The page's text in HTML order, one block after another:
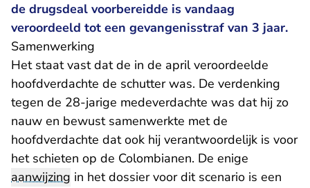
de drugsdeal voorbereidde is vandaag
veroordeeld tot een gevangenisstraf van 3 jaar.
Samenwerking
Het staat vast dat de in de april veroordeelde
hoofdverdachte de schutter was. De verdenking
tegen de 28-jarige medeverdachte was dat hij zo
nauw en bewust samenwerkte met de
hoofdverdachte dat ook hij verantwoordelijk is voor
het schieten op de Colombianen. De enige
aanwijzing in het dossier voor dit scenario is een